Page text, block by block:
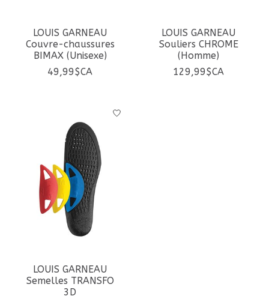
LOUIS GARNEAU
Couvre-chaussures
BIMAX (Unisexe)
49,99$CA
LOUIS GARNEAU
Souliers CHROME
(Homme)
129,99$CA
LOUIS GARNEAU
Semelles TRANSFO
3D